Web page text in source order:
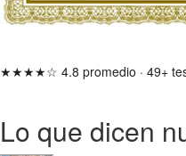
★★★★☆ 4.8 promedio · 49+
Lo que dicen